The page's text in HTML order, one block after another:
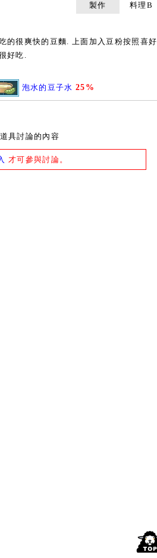
製作 料理B
的很爽快的豆麵. 上面加入豆粉按照喜好
好吃.
泡水的豆子水 25%
具討論的內容
才可參與討論。